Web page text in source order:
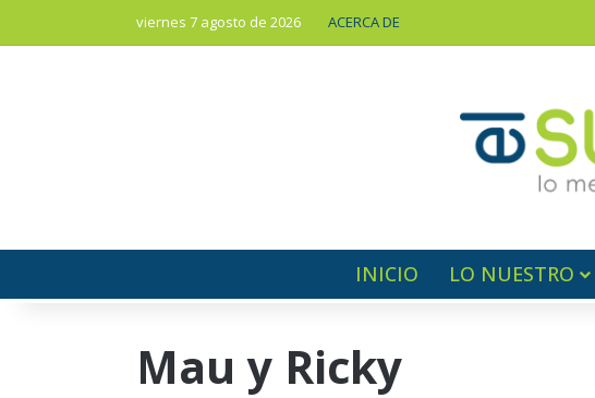
viernes 7 agosto de 2026 ACERCA DE
INICIO LO NUESTRO
Mau y Ricky